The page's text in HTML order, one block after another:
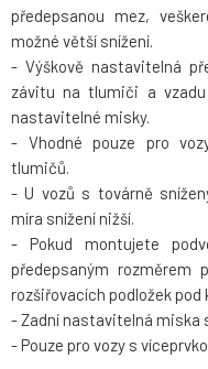
předepsanou mez,
možné větší snížení.
- Výškově nastavitelná
závitu na tlumiči a
nastavitelné misky.
- Vhodné pouze pro
tlumičů.
- U vozů s továrně
míra snížení nižší.
- Pokud montujete
předepsaným rozměrem
rozšiřovacích podložek pod
- Zadní nastavitelná miska
- Pouze pro vozy s